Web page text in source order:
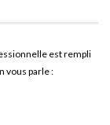
est rempli
vous parle :